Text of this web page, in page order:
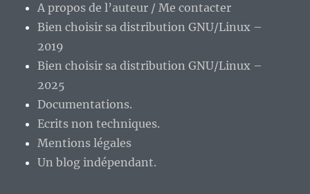
A propos de l’auteur / Me contacter
Bien choisir sa distribution GNU/Linux –
2019
Bien choisir sa distribution GNU/Linux –
2025
Documentations.
Ecrits non techniques.
Mentions légales
Un blog indépendant.